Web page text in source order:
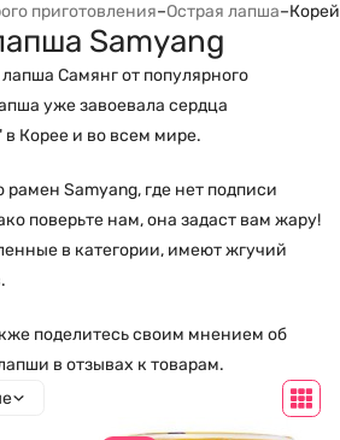
приготовления–Острая лапша–
Samyang
Самянг от популярного
уже завоевала сердца
Корее и во всем мире.
рамен Samyang, где нет подписи
поверьте нам, она задаст вам жару!
в категории, имеют жгучий
поделитесь своим мнением об
в отзывах к товарам.